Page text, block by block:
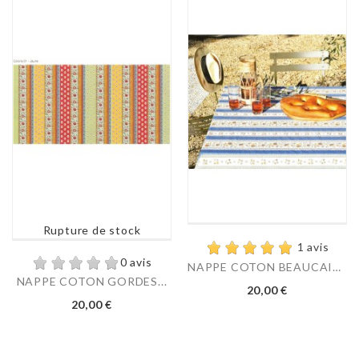
Rupture de stock
0 avis
NAPPE COTON GORDES...
Prix
20,00 €
1 avis
NAPPE COTON BEAUCAIRE...
Prix
20,00 €